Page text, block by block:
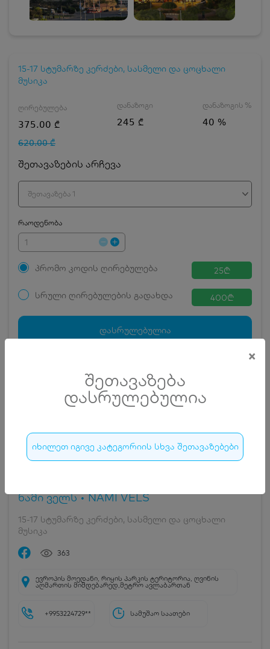
×
შეთავაზება
დასრულებულია
იხილეთ იგივე კატეგორიის სხვა შეთავაზებები
15-17 სტუმარზე კერძები, სასმელი და ცოცხალი
მუსიკა
ღირებულება
375.00 ₾
620.00 ₾
დანაზოგი
245 ₾
დანაზოგის %
40 %
შეთავაზების არჩევა
შეთავაზება 1
რაოდენობა
პრომო კოდის ღირებულება 25₾
სრული ღირებულების გადახდა 400₾
დასრულებულია
დასრულებულია
ნამი ველს • NAMI VELS
15-17 სტუმარზე კერძები, სასმელი და ცოცხალი
მუსიკა
363
ევროპის მოედანი, რიყის პარკის ტერიტორია, ღვინის
აღმართის მიმდებარედ,მეტრო ავლაბართან
+9953224729** სამუშაო საათები